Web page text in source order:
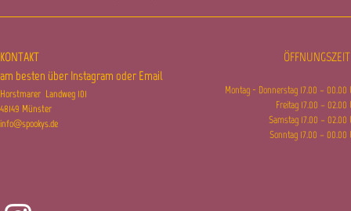
KONTAKT
​am besten über Instagram oder Email
Horstmarer Landweg 101
48149 Münster
info@spookys.de
Montag - Donnerstag 17.00 – 00.00
Freitag 17.00 – 02.00
Samstag 17.00 – 02.00
Sonntag 17.00 – 00.00